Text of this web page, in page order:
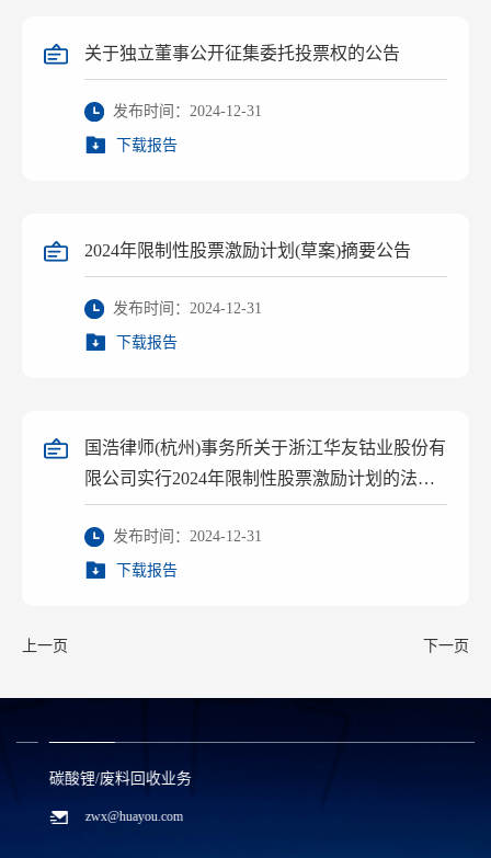
关于独立董事公开征集委托投票权的公告
发布时间：2024-12-31
下载报告
2024年限制性股票激励计划(草案)摘要公告
发布时间：2024-12-31
下载报告
国浩律师(杭州)事务所关于浙江华友钴业股份有
限公司实行2024年限制性股票激励计划的法律
意见书
发布时间：2024-12-31
下载报告
上一页 下一页
碳酸锂/废料回收业务
zwx@huayou.com